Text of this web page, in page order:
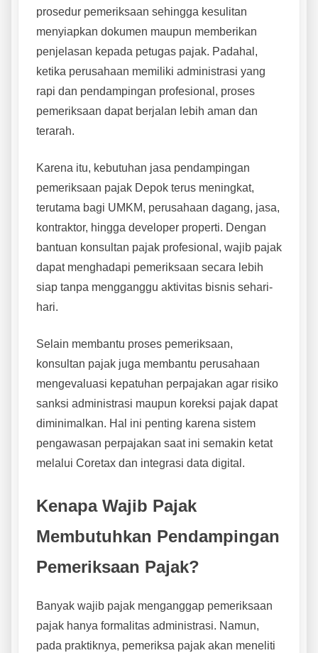
prosedur pemeriksaan sehingga kesulitan
menyiapkan dokumen maupun memberikan
penjelasan kepada petugas pajak. Padahal,
ketika perusahaan memiliki administrasi yang
rapi dan pendampingan profesional, proses
pemeriksaan dapat berjalan lebih aman dan
terarah.
Karena itu, kebutuhan jasa pendampingan
pemeriksaan pajak Depok terus meningkat,
terutama bagi UMKM, perusahaan dagang, jasa,
kontraktor, hingga developer properti. Dengan
bantuan konsultan pajak profesional, wajib pajak
dapat menghadapi pemeriksaan secara lebih
siap tanpa mengganggu aktivitas bisnis sehari-
hari.
Selain membantu proses pemeriksaan,
konsultan pajak juga membantu perusahaan
mengevaluasi kepatuhan perpajakan agar risiko
sanksi administrasi maupun koreksi pajak dapat
diminimalkan. Hal ini penting karena sistem
pengawasan perpajakan saat ini semakin ketat
melalui Coretax dan integrasi data digital.
Kenapa Wajib Pajak
Membutuhkan Pendampingan
Pemeriksaan Pajak?
Banyak wajib pajak menganggap pemeriksaan
pajak hanya formalitas administrasi. Namun,
pada praktiknya, pemeriksa pajak akan meneliti